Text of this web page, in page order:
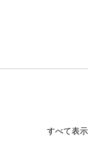
すべて表示